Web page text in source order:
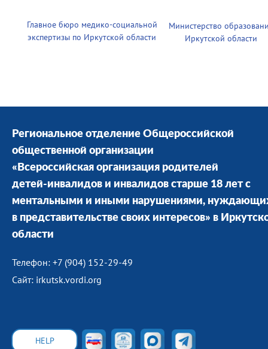
Главное бюро медико-социальной
экспертизы по Иркутской области
Министерство
Иркутской области
Региональное отделение Общероссийской
общественной организации
«Всероссийская организация родителей
детей-инвалидов и инвалидов старше 18 лет с
ментальными и иными нарушениями,
в представительстве своих интересов» в
области
Телефон: +7 (904) 152-29-49
Сайт: irkutsk.vordi.org
HELP